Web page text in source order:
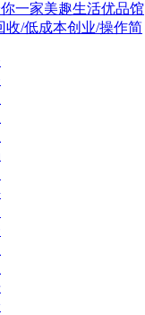
一家美趣生活优品馆
收/低成本创业/操作简